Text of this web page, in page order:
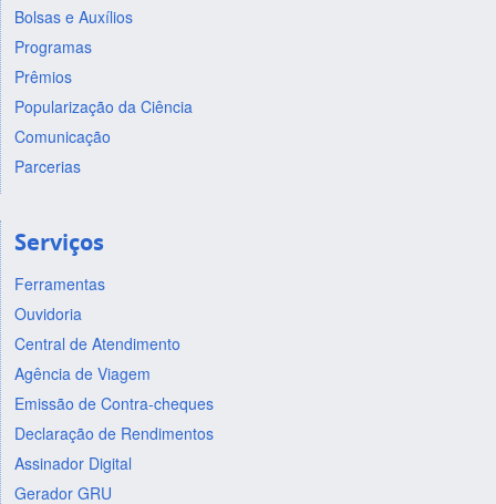
Bolsas e Auxílios
Programas
Prêmios
Popularização da Ciência
Comunicação
Parcerias
Serviços
Ferramentas
Ouvidoria
Central de Atendimento
Agência de Viagem
Emissão de Contra-cheques
Declaração de Rendimentos
Assinador Digital
Gerador GRU